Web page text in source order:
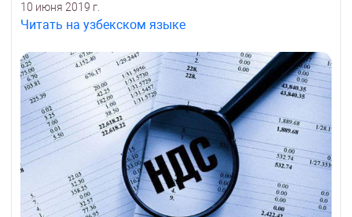
10 июня 2019 г.
Читать на узбекском языке